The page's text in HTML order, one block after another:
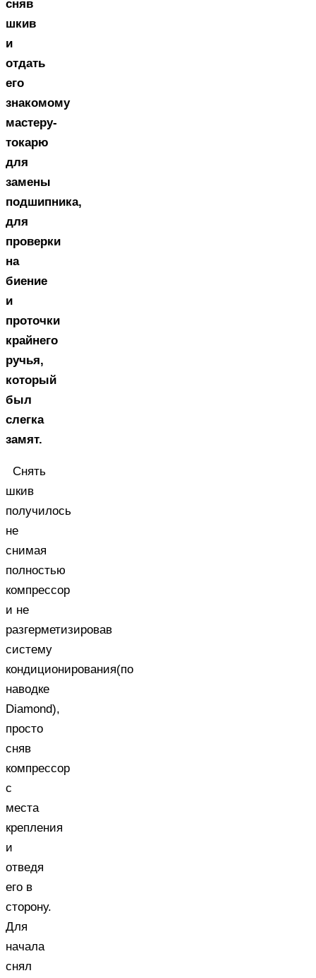
сняв
шкив
и
отдать
его
знакомому
мастеру-
токарю
для
замены
подшипника,
для
проверки
на
биение
и
проточки
крайнего
ручья,
который
был
слегка
замят.
Снять
шкив
получилось
не
снимая
полностью
компрессор
и не
разгерметизировав
систему
кондиционирования(по
наводке
Diamond),
просто
сняв
компрессор
с
места
крепления
и
отведя
его в
сторону.
Для
начала
снял